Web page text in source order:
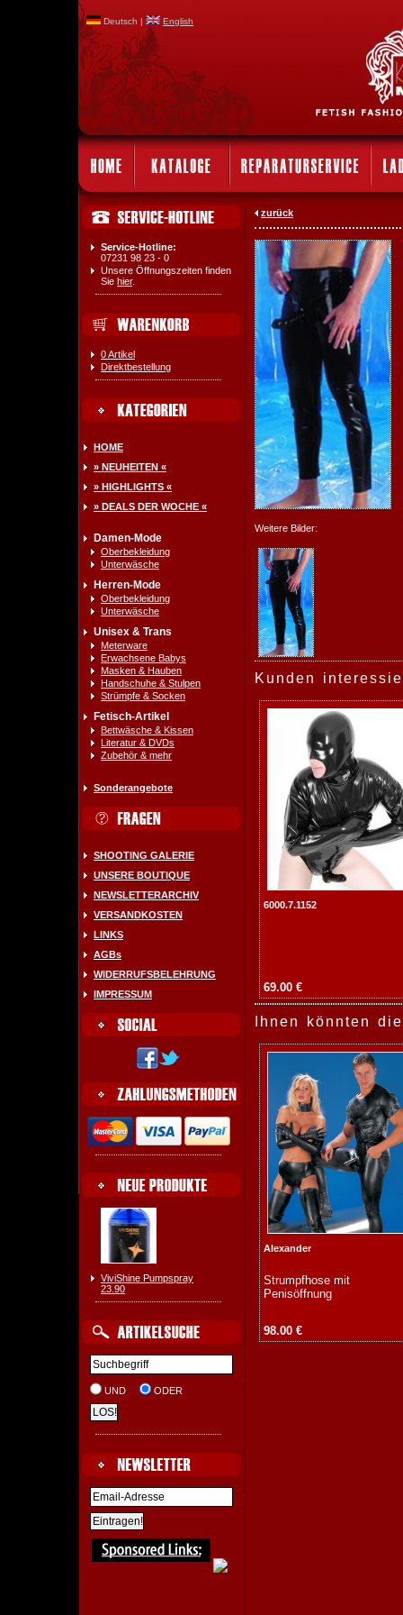
Deutsch | English
Service-Hotline:
07231 98 23 - 0
Unsere Öffnungszeiten finden
Sie hier.
0 Artikel
Direktbestellung
HOME
» NEUHEITEN «
» HIGHLIGHTS «
» DEALS DER WOCHE «
Damen-Mode
Oberbekleidung
Unterwäsche
Herren-Mode
Oberbekleidung
Unterwäsche
Unisex & Trans
Meterware
Erwachsene Babys
Masken & Hauben
Handschuhe & Stulpen
Strümpfe & Socken
Fetisch-Artikel
Bettwäsche & Kissen
Literatur & DVDs
Zubehör & mehr
Sonderangebote
SHOOTING GALERIE
UNSERE BOUTIQUE
NEWSLETTERARCHIV
VERSANDKOSTEN
LINKS
AGBs
WIDERRUFSBELEHRUNG
IMPRESSUM
ViviShine Pumpspray
23.90
UND ODER
zurück
Weitere Bilder:
Kunden
6000.7.1152
69.00 €
Ihnen könnten
Alexander
Strumpfhose mit
Penisöffnung
98.00 €